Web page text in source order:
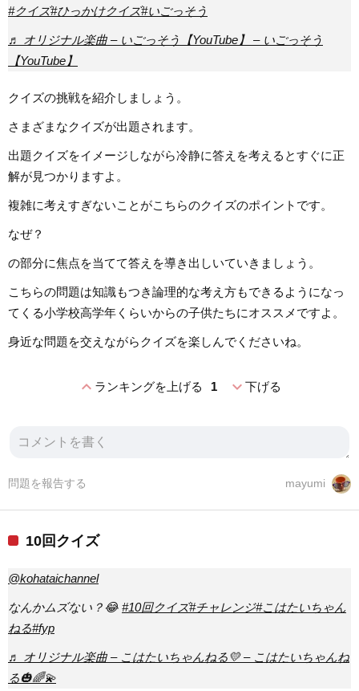
#クイズ#ひっかけクイズ#いごっそう
♬ オリジナル楽曲 – いごっそう【YouTube】 – いごっそう
【YouTube】
クイズの挑戦を紹介しましょう。
さまざまなクイズが出題されます。
出題クイズをイメージしながら冷静に答えを考えるとすぐに正
解が見つかりますよ。
複雑に考えすぎないことがこちらのクイズのポイントです。
なぜ？
の部分に焦点を当てて答えを導き出しいていきましょう。
こちらの問題は知識もつき論理的な考え方もできるようになっ
てくる小学校高学年くらいからの子供たちにオススメですよ。
身近な問題を交えながらクイズを楽しんでくださいね。
expand_lessランキングを上げる 1 expand_more下げる
mayumi
問題を報告する
10回クイズ
@kohataichannel
なんかムズない？😂 #10回クイズ#チャレンジ#こはたいちゃん
ねる#fyp
♬ オリジナル楽曲 – こはたいちゃんねる💛 – こはたいちゃんね
る🎃🌈💫